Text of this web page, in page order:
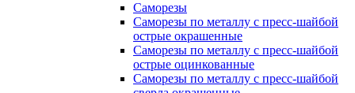
Саморезы
Саморезы по металлу с пресс-шайбой
острые окрашенные
Саморезы по металлу с пресс-шайбой
острые оцинкованные
Саморезы по металлу с пресс-шайбой